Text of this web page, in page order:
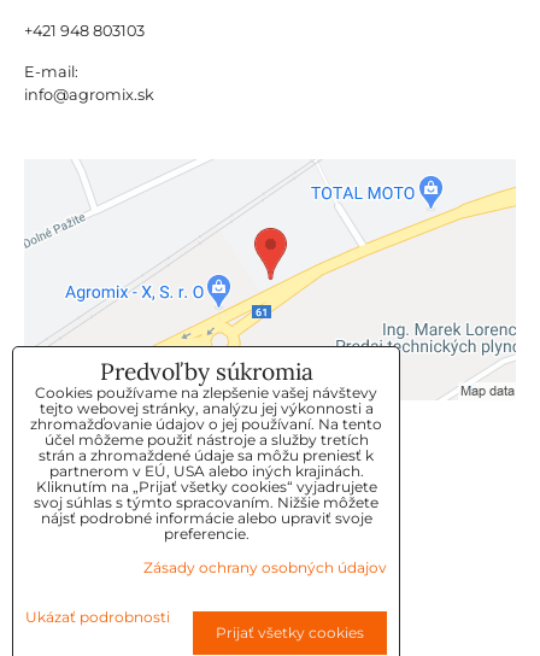
+421 948 803103
E-mail:
info@agromix.sk
KLIENTSKÝ SERVIS
GDPR
KONTAKT
OBJEDNÁVKY
OBCHODNE-PODMIENKY
Predvoľby súkromia
Cookies používame na zlepšenie vašej návštevy
tejto webovej stránky, analýzu jej výkonnosti a
zhromažďovanie údajov o jej používaní. Na tento
účel môžeme použiť nástroje a služby tretích
strán a zhromaždené údaje sa môžu preniesť k
partnerom v EÚ, USA alebo iných krajinách.
Kliknutím na „Prijať všetky cookies“ vyjadrujete
svoj súhlas s týmto spracovaním. Nižšie môžete
nájsť podrobné informácie alebo upraviť svoje
preferencie.
Zásady ochrany osobných údajov
Ukázať podrobnosti
Prijať všetky cookies